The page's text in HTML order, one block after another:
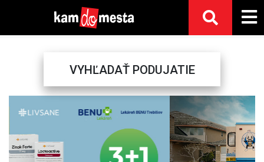
VYHĽADAŤ PODUJATIE
Previous Next